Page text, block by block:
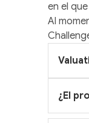
en el
Al
¿El